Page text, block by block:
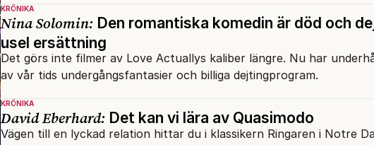
KRÖNIKA
Nina Solomin: Den romantiska komedin är död och
usel ersättning
Det görs inte filmer av Love Actuallys kaliber längre. Nu har
av vår tids undergångsfantasier och billiga dejtingprogram.
KRÖNIKA
David Eberhard: Det kan vi lära av Quasimodo
Vägen till en lyckad relation hittar du i klassikern Ringaren i Notre